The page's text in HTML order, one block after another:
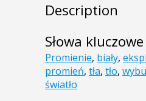
Description
Słowa kluczowe
Promienie, biały,
promień, tła, tło,
światło